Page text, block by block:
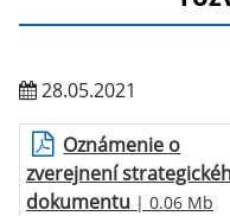
28.05.2021
Oznámenie o
zverejnení
dokumentu | 0.06 Mb